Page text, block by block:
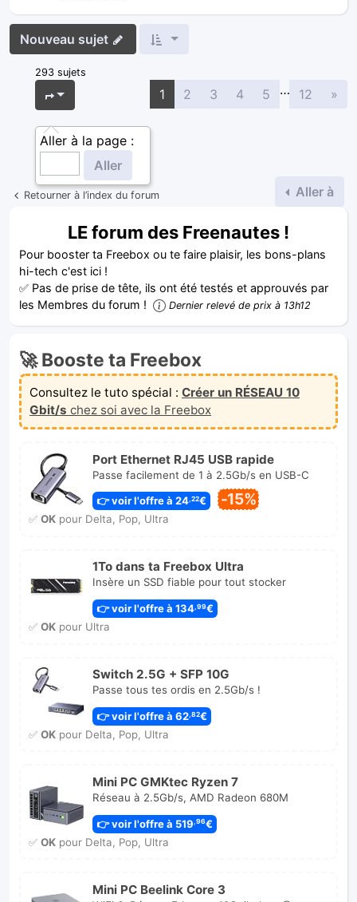
Nouveau sujet
293 sujets
Page
Aller à la page :
1 2 3 4 5 … 12 »
Retourner à l’index du forum Aller à
LE forum des Freenautes !
Pour booster ta Freebox ou te faire plaisir, les bons-plans
hi-tech c'est ici !
✅ Pas de prise de tête, ils ont été testés et approuvés par
les Membres du forum !
Dernier relevé de prix à 13h12
🚀 Booste ta Freebox
Consultez le tuto spécial : Créer un RÉSEAU 10
Gbit/s chez soi avec la Freebox
Port Ethernet RJ45 USB rapide
Passe facilement de 1 à 2.5Gb/s en USB-C
👉 voir l'offre à 24 ,22€ -15%
✅ OKpour Delta, Pop, Ultra
1To dans ta Freebox Ultra
Insère un SSD fiable pour tout stocker
👉 voir l'offre à 134 ,99€
✅ OKpour Ultra
Switch 2.5G + SFP 10G
Passe tous tes ordis en 2.5Gb/s !
👉 voir l'offre à 62,82€
✅ OKpour Delta, Pop, Ultra
Mini PC GMKtec Ryzen 7
Réseau à 2.5Gb/s, AMD Radeon 680M
👉 voir l'offre à 519,96€
✅ OKpour Delta, Pop, Ultra
Mini PC Beelink Core 3